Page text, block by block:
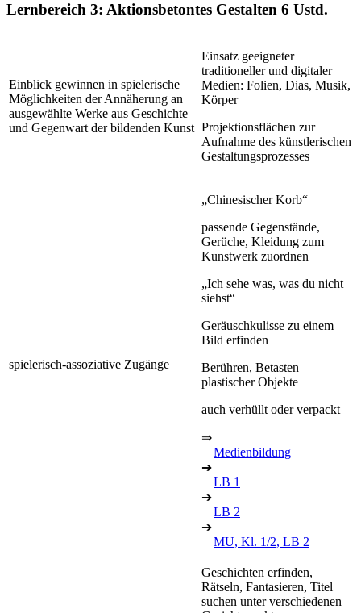
Lernbereich 3: Aktionsbetontes Gestalten 6 Ustd.
Einblick gewinnen in spielerische
Möglichkeiten der Annäherung an
ausgewählte Werke aus Geschichte
und Gegenwart der bildenden Kunst
Einsatz geeigneter
traditioneller und digitaler
Medien: Folien, Dias, Musik,
Körper
Projektionsflächen zur
Aufnahme des künstlerischen
Gestaltungsprozesses
spielerisch-assoziative Zugänge
„Chinesischer Korb“
passende Gegenstände,
Gerüche, Kleidung zum
Kunstwerk zuordnen
„Ich sehe was, was du nicht
siehst“
Geräuschkulisse zu einem
Bild erfinden
Berühren, Betasten
plastischer Objekte
auch verhüllt oder verpackt
⇒
Medienbildung
➔
LB 1
➔
LB 2
➔
MU, Kl. 1/2, LB 2
Geschichten erfinden,
Rätseln, Fantasieren, Titel
suchen unter verschiedenen